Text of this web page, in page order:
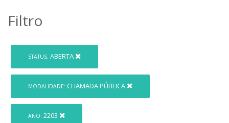
Filtro
STATUS: ABERTA
MODALIDADE: CHAMADA PÚBLICA
ANO: 2203